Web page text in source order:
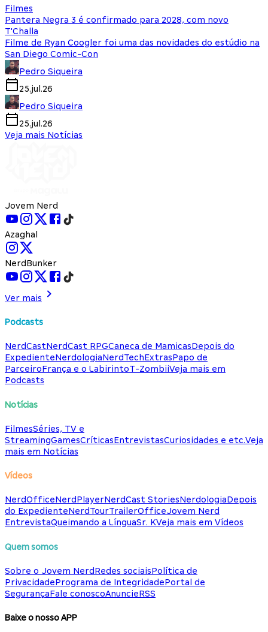
Filmes
Pantera Negra 3 é confirmado para 2028, com novo
T'Challa
Filme de Ryan Coogler foi uma das novidades do estúdio na
San Diego Comic-Con
Pedro Siqueira
25.jul.26
Pedro Siqueira
25.jul.26
Veja mais Notícias
Jovem Nerd
Azaghal
NerdBunker
Ver mais
Podcasts
NerdCastNerdCast RPGCaneca de MamicasDepois do
ExpedienteNerdologiaNerdTechExtrasPapo de
ParceiroFrança e o LabirintoT-ZombiiVeja mais em
Podcasts
Notícias
FilmesSéries, TV e
StreamingGamesCríticasEntrevistasCuriosidades e etc.Veja
mais em Notícias
Vídeos
NerdOfficeNerdPlayerNerdCast StoriesNerdologiaDepois
do ExpedienteNerdTourTrailerOfficeJovem Nerd
EntrevistaQueimando a LínguaSr. KVeja mais em Vídeos
Quem somos
Sobre o Jovem NerdRedes sociaisPolítica de
PrivacidadePrograma de IntegridadePortal de
SegurançaFale conoscoAnuncieRSS
Baixe o nosso APP